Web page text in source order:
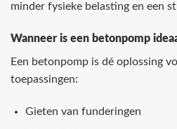
minder fysieke belasting en een
Wanneer is een betonpomp
Een betonpomp is dé oplossing
toepassingen:
Gieten van funderingen